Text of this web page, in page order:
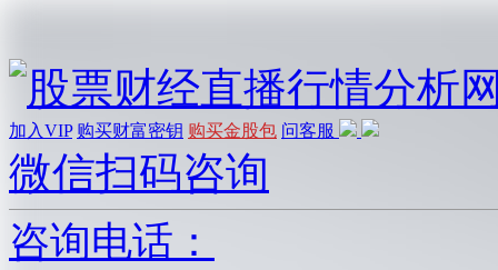
加入VIP 购买财富密钥 购买金股包 问客服
微信扫码咨询
咨询电话：